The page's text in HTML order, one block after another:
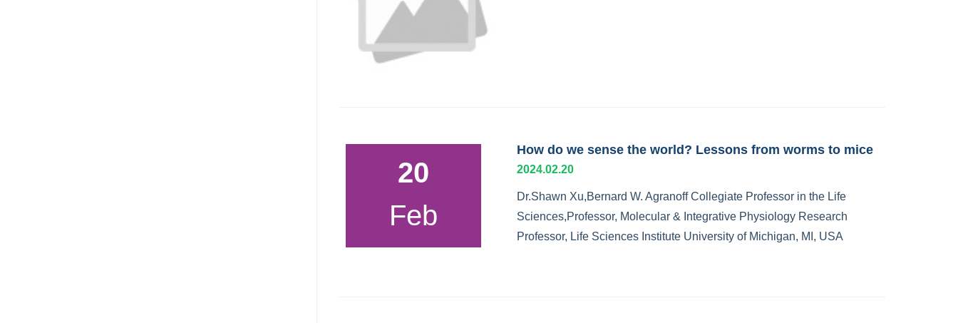
20
Feb
How do we sense the world? Lessons from worms to mice
2024.02.20
Dr.Shawn Xu,Bernard W. Agranoff Collegiate Professor in the Life
Sciences,Professor, Molecular & Integrative Physiology Research
Professor, Life Sciences Institute University of Michigan, MI, USA